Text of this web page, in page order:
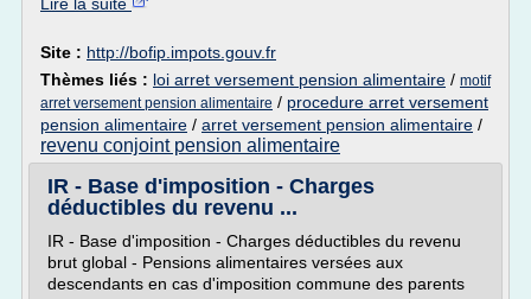
Site : http://bofip.impots.gouv.fr
Thèmes liés : loi arret versement pension alimentaire / motif
arret versement pension alimentaire / procedure arret versement
pension alimentaire / arret versement pension alimentaire /
revenu conjoint pension alimentaire
IR - Base d'imposition - Charges
déductibles du revenu ...
IR - Base d'imposition - Charges déductibles du revenu
brut global - Pensions alimentaires versées aux
descendants en cas d'imposition commune des parents